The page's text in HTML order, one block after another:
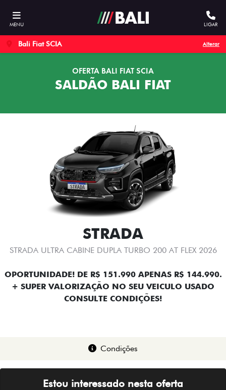
MENU LIGAR
Bali Fiat SCIA Alterar
OFERTA BALI FIAT SCIA
SALDÃO BALI FIAT
STRADA
STRADA ULTRA CABINE DUPLA TURBO 200 AT FLEX 2026
OPORTUNIDADE! DE R$ 151.990 APENAS R$ 144.990.
+ SUPER VALORIZAÇÃO NO SEU VEICULO USADO
CONSULTE CONDIÇÕES!
Condições
Estou interessado nesta oferta